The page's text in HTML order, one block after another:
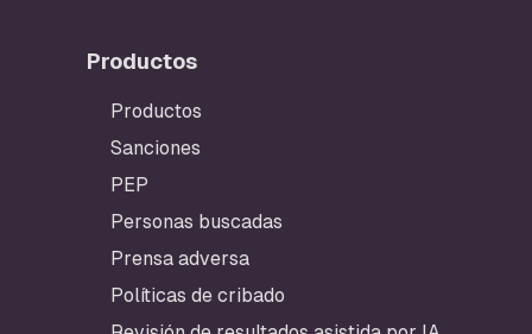
Productos
Productos
Sanciones
PEP
Personas buscadas
Prensa adversa
Políticas de cribado